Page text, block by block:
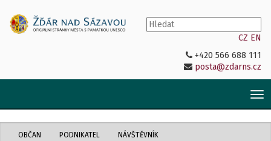
CZ EN
+420 566 688 111
posta@zdarns.cz
OBČAN PODNIKATEL NÁVŠTĚVNÍK